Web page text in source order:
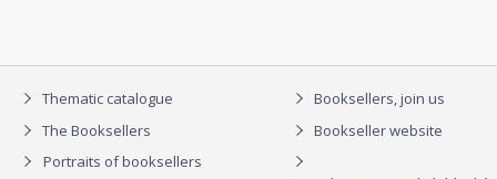
Thematic catalogue
The Booksellers
Portraits of booksellers
Booksellers, join us
Bookseller website